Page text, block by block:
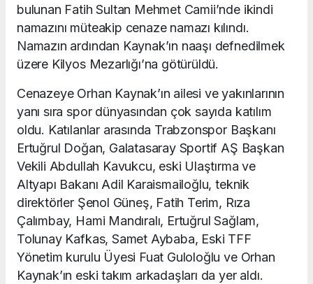
bulunan Fatih Sultan Mehmet Camii’nde ikindi
namazını müteakip cenaze namazı kılındı.
Namazın ardından Kaynak’ın naaşı defnedilmek
üzere Kilyos Mezarlığı’na götürüldü.
Cenazeye Orhan Kaynak’ın ailesi ve yakınlarının
yanı sıra spor dünyasından çok sayıda katılım
oldu. Katılanlar arasında Trabzonspor Başkanı
Ertuğrul Doğan, Galatasaray Sportif AŞ Başkan
Vekili Abdullah Kavukcu, eski Ulaştırma ve
Altyapı Bakanı Adil Karaismailoğlu, teknik
direktörler Şenol Güneş, Fatih Terim, Rıza
Çalımbay, Hami Mandıralı, Ertuğrul Sağlam,
Tolunay Kafkas, Samet Aybaba, Eski TFF
Yönetim kurulu Üyesi Fuat Guloloğlu ve Orhan
Kaynak’ın eski takım arkadaşları da yer aldı.